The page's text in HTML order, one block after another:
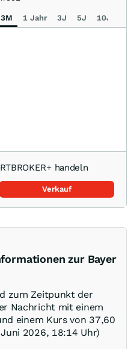
3M 1 Jahr 3J 5J 10J
handeln
Verkauf
zur Bayer
zum Zeitpunkt der
Nachricht mit einem
einem Kurs von 37,60
2026, 18:14 Uhr)